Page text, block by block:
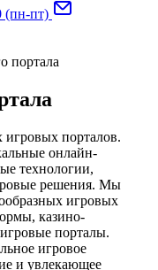
(пн-пт)
портала
игровых порталов.
онлайн-
технологии,
решения. Мы
игровых
казино-
порталы.
игровое
и увлекающее